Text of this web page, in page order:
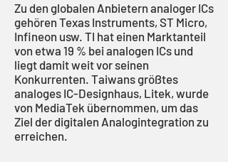
Zu den globalen Anbietern analoger ICs
gehören Texas Instruments, ST Micro,
Infineon usw. TI hat einen Marktanteil
von etwa 19 % bei analogen ICs und
liegt damit weit vor seinen
Konkurrenten. Taiwans größtes
analoges IC-Designhaus, Litek, wurde
von MediaTek übernommen, um das
Ziel der digitalen Analogintegration zu
erreichen.